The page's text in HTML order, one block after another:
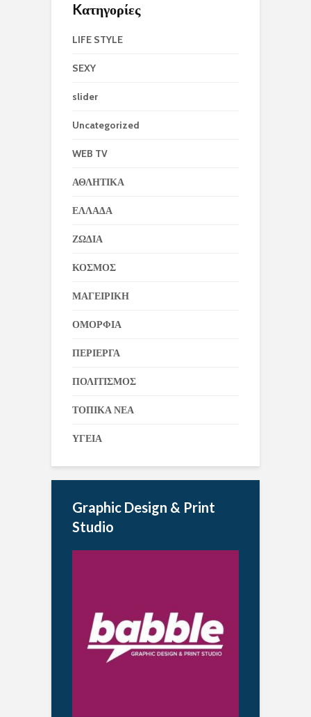
Kατηγορίες
LIFE STYLE
SEXY
slider
Uncategorized
WEB TV
ΑΘΛΗΤΙΚΑ
ΕΛΛΑΔΑ
ΖΩΔΙΑ
ΚΟΣΜΟΣ
ΜΑΓΕΙΡΙΚΗ
ΟΜΟΡΦΙΑ
ΠΕΡΙΕΡΓΑ
ΠΟΛΙΤΙΣΜΟΣ
ΤΟΠΙΚΑ ΝΕΑ
ΥΓΕΙΑ
Graphic Design & Print
Studio